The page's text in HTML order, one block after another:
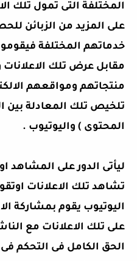
المختلفة التى تمول تلك
على المزيد من الزبائن
خدماتهم المختلفة
مقابل عرض تلك الاعلانات
منتجاتهم ومواقعهم
تلخيص تلك المعادلة بين
المحتوى ) واليوتيوب .
ليأتى الدور على المشاهد
تشاهد تلك الاعلانات
اليوتيوب يقوم بمشاركة
على تلك الاعلانات مع
الحق الكامل فى التحكم فى